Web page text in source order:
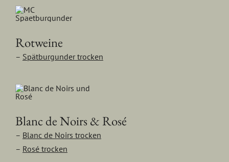
Rotweine
– Spätburgunder trocken
Blanc de Noirs & Rosé
– Blanc de Noirs trocken
– Rosé trocken